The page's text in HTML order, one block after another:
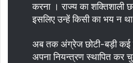
करना । राज्य का शक्तिशाली
इसलिए उन्हें किसी का भय न
अब तक अंग्रेज छोटी-बड़ी कई
अपना नियन्त्रण स्थापित